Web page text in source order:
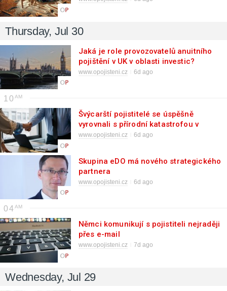
Thursday, Jul 30
Jaká je role provozovatelů anuitního
pojištění v UK v oblasti investic?
www.opojisteni.cz 6d ago
10
Švýcarští pojistitelé se úspěšně
vyrovnali s přírodní katastrofou v
Blattenu
www.opojisteni.cz 6d ago
Skupina eDO má nového strategického
partnera
www.opojisteni.cz 6d ago
04
Němci komunikují s pojistiteli nejraději
přes e-mail
www.opojisteni.cz 7d ago
Wednesday, Jul 29